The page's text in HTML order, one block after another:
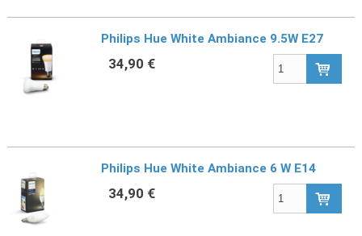
Philips Hue White Ambiance 9.5W E27
34,90 €
Philips Hue White Ambiance 6 W E14
34,90 €